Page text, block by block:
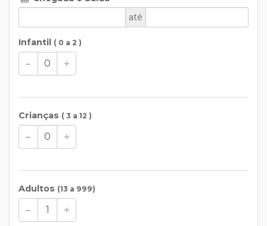
até
Infantil ( 0 a 2 )
Crianças ( 3 a 12 )
Adultos (13 a 999)